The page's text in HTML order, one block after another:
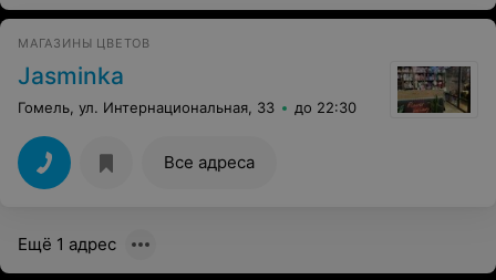
МАГАЗИНЫ ЦВЕТОВ
Jasminka
Гомель, ул. Интернациональная, 33 до 22:30
Все адреса
Ещё 1 адрес